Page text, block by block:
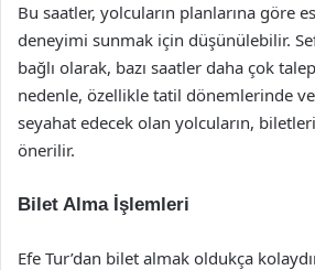
Bu saatler, yolcuların planlarına göre
deneyimi sunmak için düşünülebilir.
bağlı olarak, bazı saatler daha çok
nedenle, özellikle tatil dönemlerinde
seyahat edecek olan yolcuların,
önerilir.
Bilet Alma İşlemleri
Efe Tur’dan bilet almak oldukça